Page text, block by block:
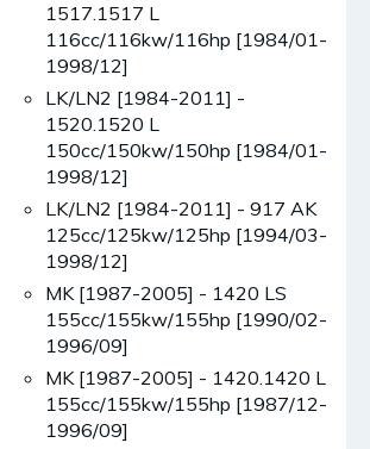
1517.1517 L
116cc/116kw/116hp [1984/01-
1998/12]
LK/LN2 [1984-2011] -
1520.1520 L
150cc/150kw/150hp [1984/01-
1998/12]
LK/LN2 [1984-2011] - 917 AK
125cc/125kw/125hp [1994/03-
1998/12]
MK [1987-2005] - 1420 LS
155cc/155kw/155hp [1990/02-
1996/09]
MK [1987-2005] - 1420.1420 L
155cc/155kw/155hp [1987/12-
1996/09]